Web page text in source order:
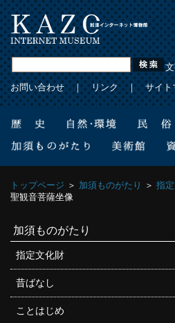
お問い合わせ｜リンク｜サイト
トップページ ＞ 加須ものがたり ＞ 指
聖観音菩薩坐像
加須ものがたり
指定文化財
昔ばなし
ことはじめ